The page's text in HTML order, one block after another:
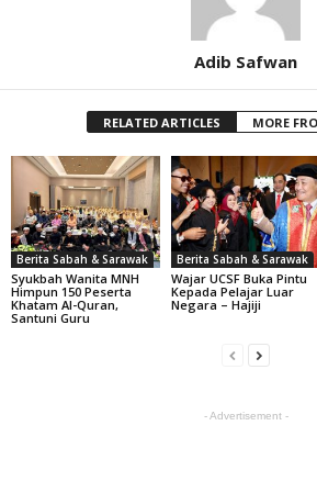
Adib Safwan
RELATED ARTICLES MORE
Berita Sabah & Sarawak
Syukbah Wanita MNH
Himpun 150 Peserta
Khatam Al-Quran,
Santuni Guru
Berita Sabah & Sarawak
Wajar UCSF Buka Pintu
Kepada Pelajar Luar
Negara – Hajiji
- Advertisement -